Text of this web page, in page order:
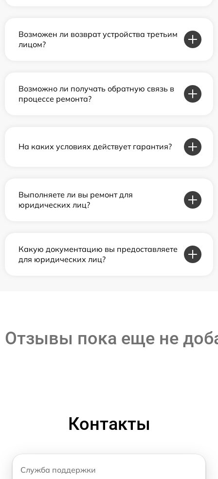
Возможен ли возврат устройства третьим
лицом?
Возможно ли получать обратную связь в
процессе ремонта?
На каких условиях действует гарантия?
Выполняете ли вы ремонт для
юридических лиц?
Какую документацию вы предоставляете
для юридических лиц?
Отзывы пока еще не
Контакты
Служба поддержки